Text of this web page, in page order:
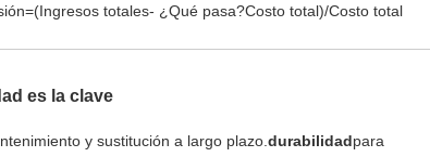
=(Ingresos totales- ¿Qué pasa?Costo total)/Costo total
es la clave
y sustitución a largo plazo. durabilidadpara